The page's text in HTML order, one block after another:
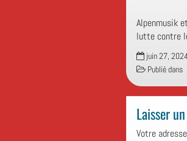
Alpenmusik
lutte contre
juin 27, 2024
Publié dans
Laisser
Votre